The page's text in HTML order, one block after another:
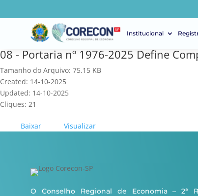
Institucional
08 - Portaria nº 1976-2025 Define
Tamanho do Arquivo: 75.15 KB
Created: 14-10-2025
Updated: 14-10-2025
Cliques: 21
Baixar Visualizar
O Conselho Regional de Economia – 2ª